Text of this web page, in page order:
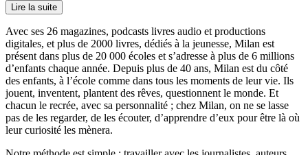
Lire la suite
Avec ses 26 magazines, podcasts livres audio et productions
digitales, et plus de 2000 livres, dédiés à la jeunesse, Milan est
présent dans plus de 20 000 écoles et s’adresse à plus de 6 millions
d’enfants chaque année. Depuis plus de 40 ans, Milan est du côté
des enfants, à l’école comme dans tous les moments de leur vie. Ils
jouent, inventent, plantent des rêves, questionnent le monde. Et
chacun le recrée, avec sa personnalité ; chez Milan, on ne se lasse
pas de les regarder, de les écouter, d’apprendre d’eux pour être là où
leur curiosité les mènera.